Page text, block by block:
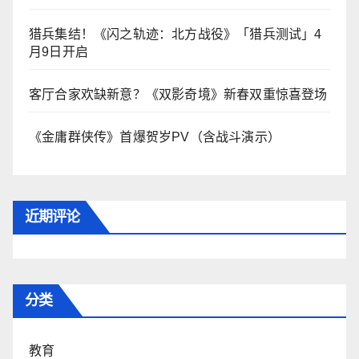
猎兵集结！《闪之轨迹：北方战役》「猎兵测试」4
月9日开启
客厅合家欢缺新意？《双影奇境》新春双重惊喜登场
《金庸群侠传》首爆贺岁PV（含战斗演示）
近期评论
分类
教育